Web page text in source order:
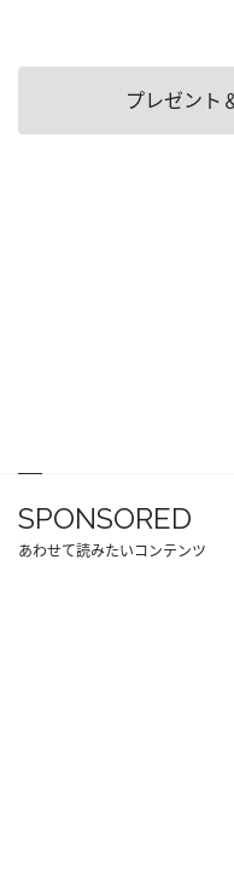
プレゼント
SPONSORED
あわせて読みたいコンテンツ